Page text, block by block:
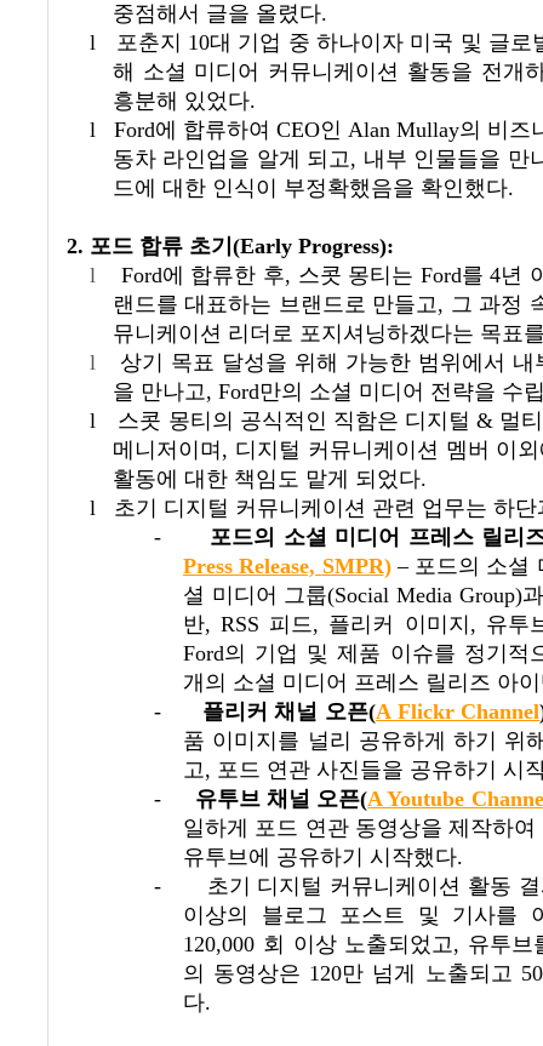
중점해서 글을 올렸다.
l
포춘지 10대 기업 중 하나이자 미국 및 글로
해 소셜 미디어 커뮤니케이션 활동을 전개
흥분해 있었다.
l
Ford에 합류하여 CEO인Alan Mullay의 비즈
동차 라인업을 알게 되고, 내부 인물들을 만
드에 대한 인식이 부정확했음을 확인했다.
2. 포드 합류 초기 (Early Progress):
l
Ford에 합류한 후, 스콧 몽티는 Ford를 4년
랜드를 대표하는 브랜드로 만들고, 그 과정
뮤니케이션 리더로 포지셔닝하겠다는 목표
l
상기 목표 달성을 위해 가능한 범위에서
을 만나고, Ford만의 소셜 미디어 전략을 수
l
스콧 몽티의 공식적인 직함은 디지털 & 멀
메니저이며 , 디지털 커뮤니케이션 멤버 이
활동에 대한 책임도 맡게 되었다.
l
초기 디지털 커뮤니케이션 관련 업무는 하단
-
포드의 소셜 미디어 프레스 릴리
Press Release, SMPR)– 포드의 소셜
셜 미디어 그룹(Social Media Group)
반, RSS 피드, 플리커 이미지 , 유투
Ford의 기업 및 제품 이슈를 정기적
개의 소셜 미디어 프레스 릴리즈 아
-
플리커 채널 오픈(A Flickr Channel
품 이미지를 널리 공유하게 하기 위
고, 포드 연관 사진들을 공유하기 시
-
유투브 채널 오픈(A Youtube
일하게 포드 연관 동영상을 제작하
유투브에 공유하기 시작했다.
-
초기 디지털 커뮤니케이션 활동
이상의 블로그 포스트 및 기사를
120,000 회 이상 노출되었고, 유투브
의 동영상은 120만 넘게 노출되고
다.